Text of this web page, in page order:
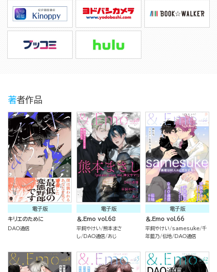
著者作品
電子版
キリエのために
DAO通信
電子版
＆.Emo vol.68
平飼やけい 熊本まさ
し
DAO通信 あじ
電子版
＆.Emo vol.66
平飼やけい samesuke 千
年藍乃 伝地 DAO通信